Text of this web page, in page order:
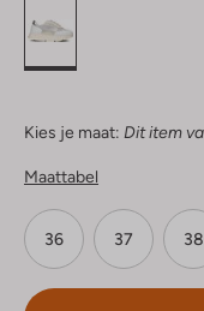
Kies je maat: Dit item
Maattabel
36 37 38